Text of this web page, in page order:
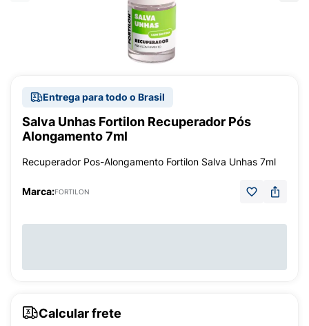
Entrega para todo o Brasil
Salva Unhas Fortilon Recuperador Pós
Alongamento 7ml
Recuperador Pos-Alongamento Fortilon Salva Unhas 7ml
Marca:FORTILON
Calcular frete